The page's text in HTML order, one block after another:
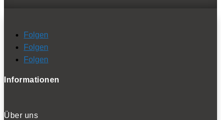
Folgen
Folgen
Folgen
Informationen
Über uns